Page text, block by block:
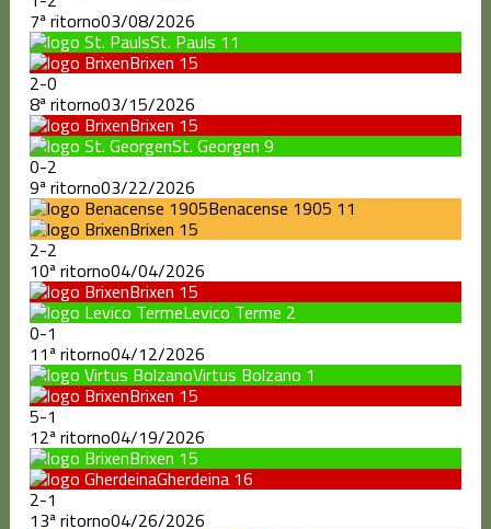
7ª ritorno03/08/2026
St. Pauls 11
Brixen 15
2-0
8ª ritorno03/15/2026
Brixen 15
St. Georgen 9
0-2
9ª ritorno03/22/2026
Benacense 1905 11
Brixen 15
2-2
10ª ritorno04/04/2026
Brixen 15
Levico Terme 2
0-1
11ª ritorno04/12/2026
Virtus Bolzano 1
Brixen 15
5-1
12ª ritorno04/19/2026
Brixen 15
Gherdeina 16
2-1
13ª ritorno04/26/2026